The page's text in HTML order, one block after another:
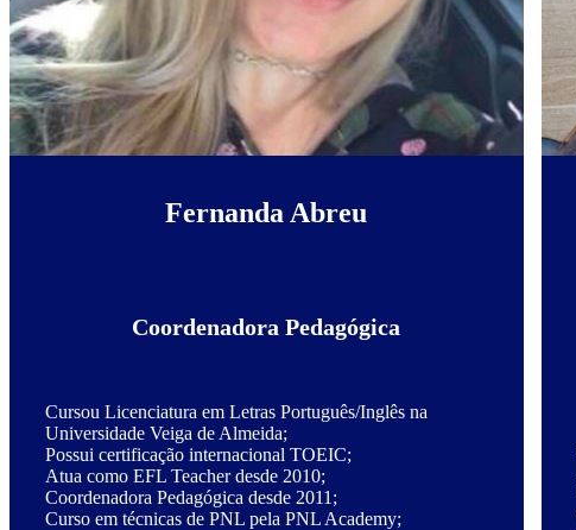
Fernanda Abreu
Coordenadora Pedagógica
Cursou Licenciatura em Letras Português/Inglês na
Universidade Veiga de Almeida;
Possui certificação internacional TOEIC;
Atua como EFL Teacher desde 2010;
Coordenadora Pedagógica desde 2011;
Curso em técnicas de PNL pela PNL Academy;